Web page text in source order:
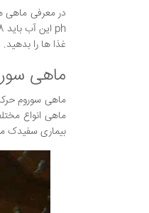
غذا ها را بدهید.
ماهی
بیماری سفیدک